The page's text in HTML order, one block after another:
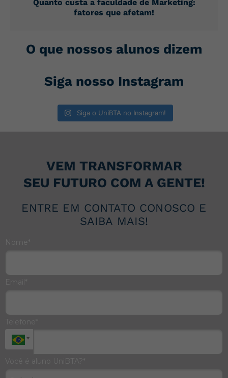
Quanto custa a faculdade de Marketing:
fatores que afetam!
O que nossos alunos dizem
Siga nosso Instagram
Siga o UniBTA no Instagram!
VEM TRANSFORMAR
SEU FUTURO COM A GENTE!
ENTRE EM CONTATO CONOSCO E
SAIBA MAIS!
Nome*
Email*
Telefone*
Você é aluno UniBTA?*